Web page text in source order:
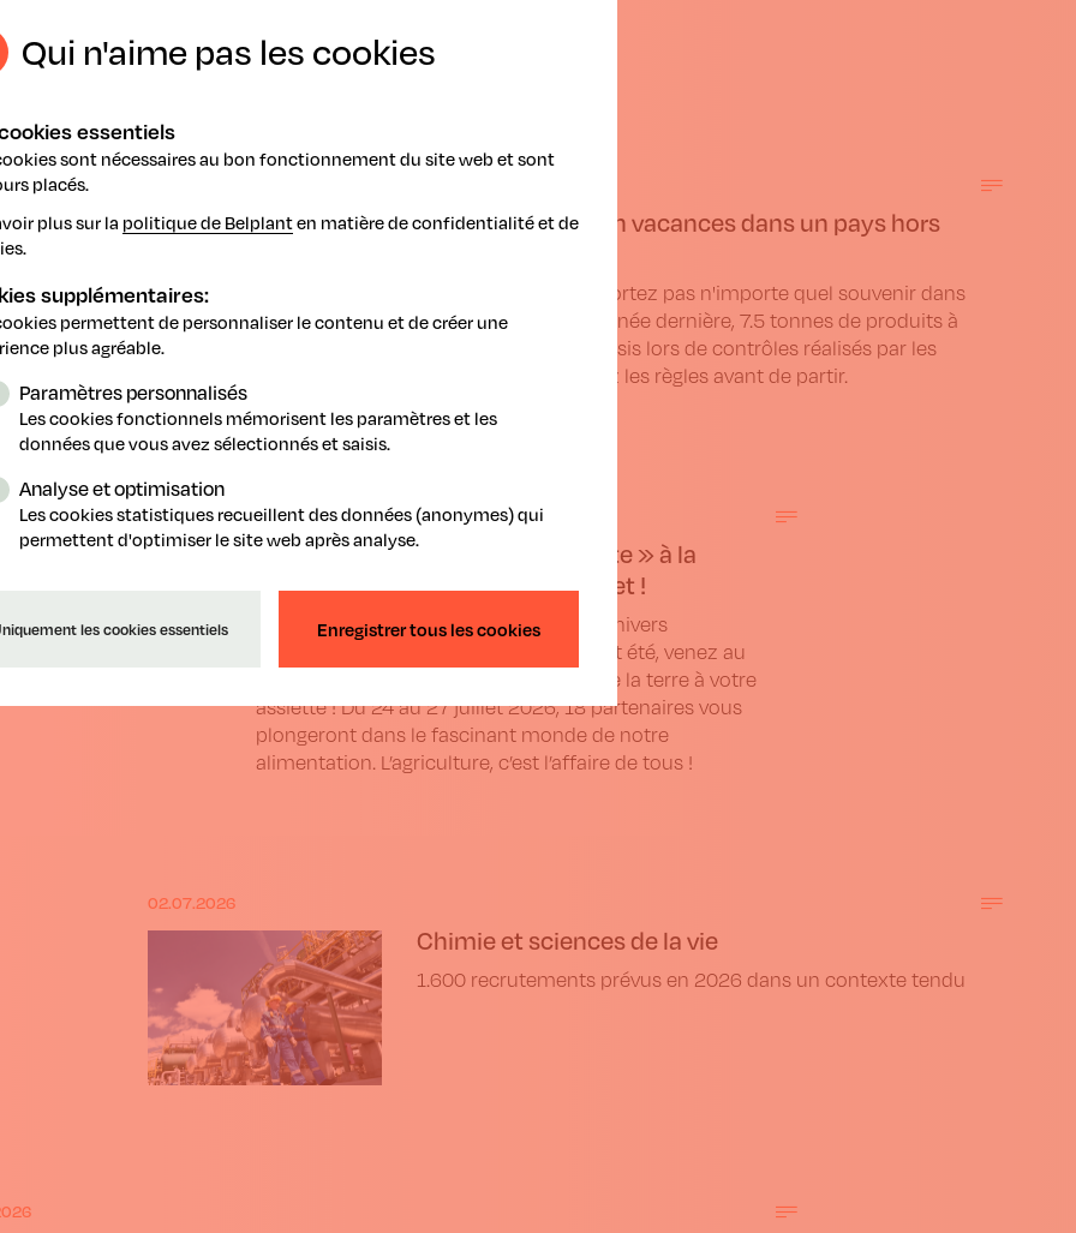
Vous partez en vacances dans un pays hors
Attention, n’emportez pas n'importe quel souvenir dans
vos bagages! L'année dernière, 7.5 tonnes de produits à
risque ont été saisis lors de contrôles réalisés par les
autorités. Vérifiez les règles avant de partir.
Découvrez « de la terre à l'assiette » à la
Foire de Libramont du 24-27 juillet !
Envie d’un voyage à la découverte de l’univers
surprenant à la Foire de Libramont ? Cet été, venez au
Pôle One Health pour une expérience de la terre à votre
assiette ! Du 24 au 27 juillet 2026, 18 partenaires vous
plongeront dans le fascinant monde de notre
alimentation. L’agriculture, c’est l’affaire de tous !
02.07.2026
Chimie et sciences de la vie
1.600 recrutements prévus en 2026 dans un contexte tendu
Qui n'aime pas les cookies
essentiels
sont nécessaires au bon fonctionnement du site web et sont
placés.
plus sur la politique de Belplanten matière de confidentialité et de
supplémentaires:
permettent de personnaliser le contenu et de créer une
plus agréable.
Paramètres personnalisés
Les cookies fonctionnels mémorisent les paramètres et les
données que vous avez sélectionnés et saisis.
Analyse et optimisation
Les cookies statistiques recueillent des données (anonymes) qui
permettent d'optimiser le site web après analyse.
les cookies essentiels Enregistrer tous les cookies